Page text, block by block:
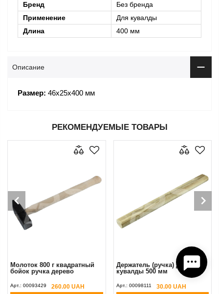
Бренд
Без бренда
Применение
Для кувалды
Длина
400 мм
Описание
Размер: 46х25х400 мм
РЕКОМЕНДУЕМЫЕ ТОВАРЫ
Молоток 800 г квадратный
бойок ручка дерево
Арт.: 00093429 260.00 UAH
Держатель (ручка) для
кувалды 500 мм
Арт.: 00098111 30.00 UAH